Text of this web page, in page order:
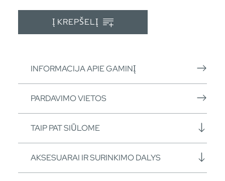
Į KREPŠELĮ
INFORMACIJA APIE GAMINĮ
PARDAVIMO VIETOS
TAIP PAT SIŪLOME
AKSESUARAI IR SURINKIMO DALYS